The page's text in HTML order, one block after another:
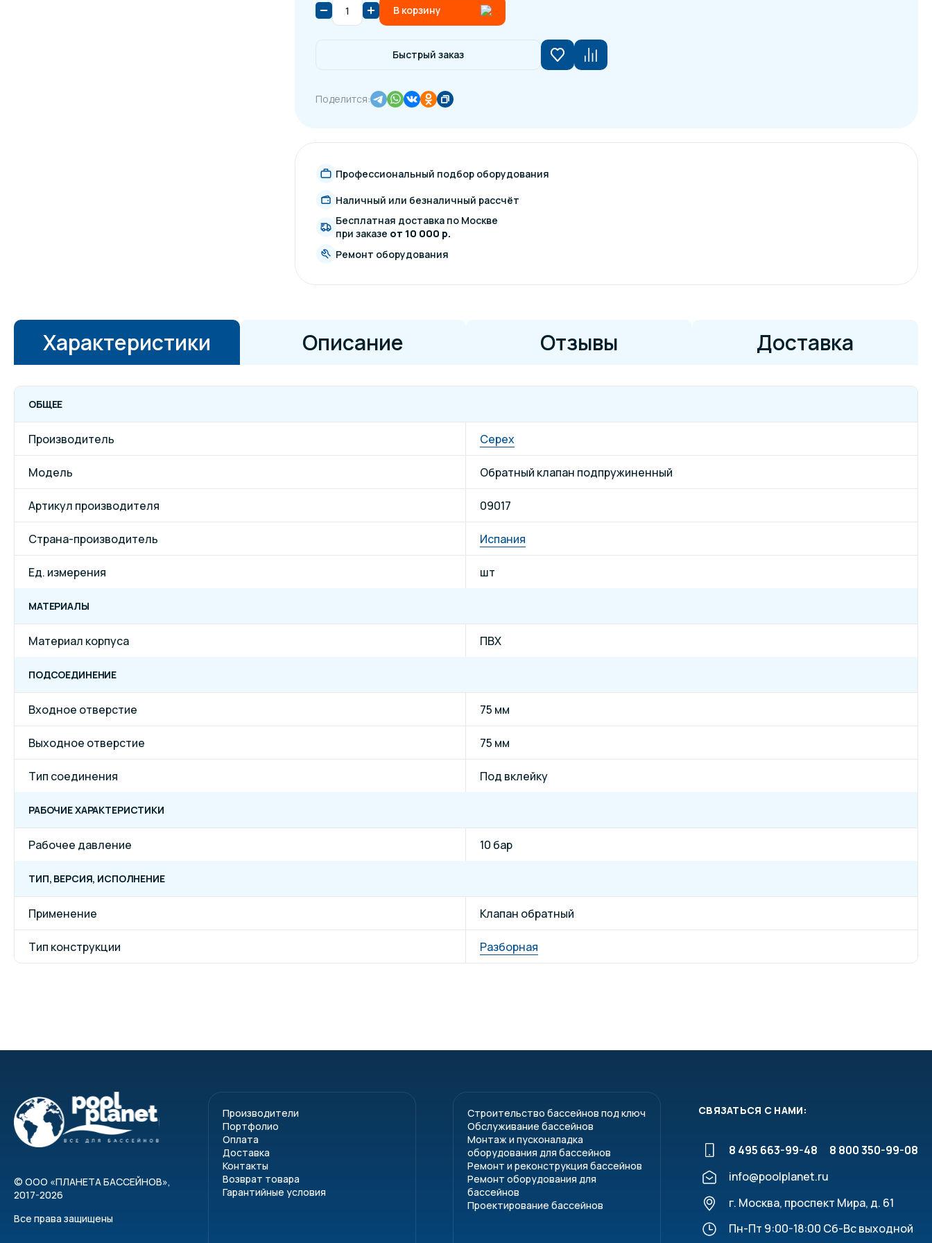
В корзину
Быстрый заказ
Поделится:
Профессиональный подбор оборудования
Наличный или безналичный рассчёт
Бесплатная доставка по Москве
при заказе от 10 000 р.
Ремонт оборудования
Характеристики Описание Отзывы Доставка
ОБЩЕЕ
Производитель Cepex
Модель Обратный клапан подпружиненный
Артикул производителя 09017
Страна-производитель Испания
Ед. измерения шт
МАТЕРИАЛЫ
Материал корпуса ПВХ
ПОДСОЕДИНЕНИЕ
Входное отверстие 75 мм
Выходное отверстие 75 мм
Тип соединения Под вклейку
РАБОЧИЕ ХАРАКТЕРИСТИКИ
Рабочее давление 10 бар
ТИП, ВЕРСИЯ, ИСПОЛНЕНИЕ
Применение Клапан обратный
Тип конструкции Разборная
© ООО «ПЛАНЕТА БАССЕЙНОВ»,
2017-2026
Все права защищены
Производители
Портфолио
Оплата
Доставка
Контакты
Возврат товара
Гарантийные условия
Строительство бассейнов под ключ
Обслуживание бассейнов
Монтаж и пусконаладка
оборудования для бассейнов
Ремонт и реконструкция бассейнов
Ремонт оборудования для
бассейнов
Проектирование бассейнов
СВЯЗАТЬСЯ С НАМИ:
8 495 663-99-48
8 800 350-99-08
info@poolplanet.ru
г. Москва, проспект Мира, д. 61
Пн-Пт 9:00-18:00 Сб-Вс выходной